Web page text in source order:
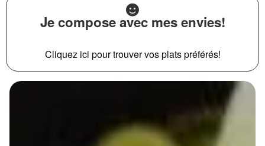
Je compose avec mes envies!
Cliquez ici pour trouver vos plats préférés!